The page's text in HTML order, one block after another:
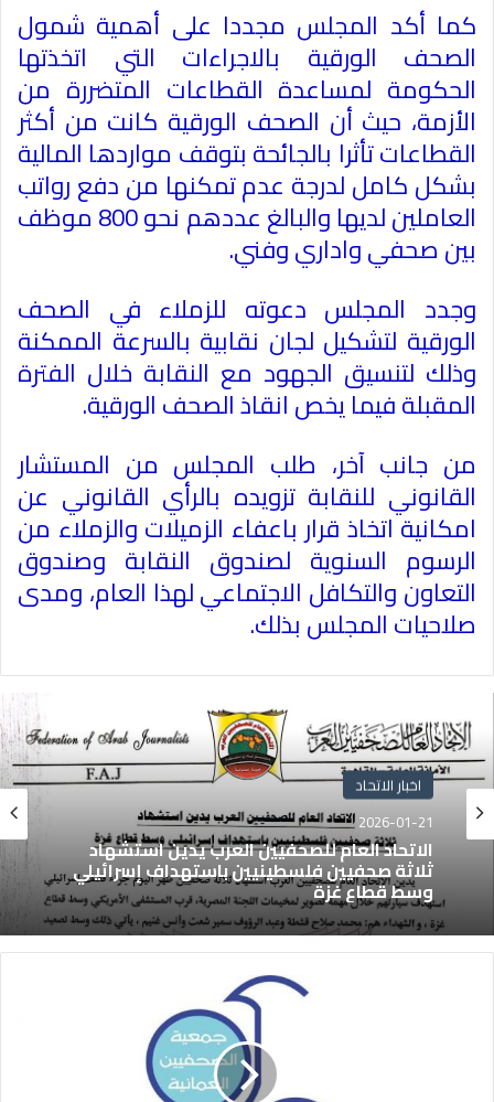
كما أكد المجلس مجددا على أهمية شمول
الصحف الورقية بالاجراءات التي اتخذتها
الحكومة لمساعدة القطاعات المتضررة من
الأزمة، حيث أن الصحف الورقية كانت من أكثر
القطاعات تأثرا بالجائحة بتوقف مواردها المالية
بشكل كامل لدرجة عدم تمكنها من دفع رواتب
العاملين لديها والبالغ عددهم نحو 800 موظف
بين صحفي واداري وفني.
وجدد المجلس دعوته للزملاء في الصحف
الورقية لتشكيل لجان نقابية بالسرعة الممكنة
وذلك لتنسيق الجهود مع النقابة خلال الفترة
المقبلة فيما يخص انقاذ الصحف الورقية.
من جانب آخر، طلب المجلس من المستشار
القانوني للنقابة تزويده بالرأي القانوني عن
امكانية اتخاذ قرار باعفاء الزميلات والزملاء من
الرسوم السنوية لصندوق النقابة وصندوق
التعاون والتكافل الاجتماعي لهذا العام، ومدى
صلاحيات المجلس بذلك.
اخبار الاتحاد
2026-01-21
الاتحاد العام للصحفيين العرب يدين استشهاد
ثلاثة صحفيين فلسطينيين باستهداف إسرائيلي
وسط قطاع غزة